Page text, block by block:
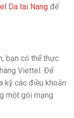
Da tai Nang để
bạn có thể thực
Viettel. Để
kỹ các điều khoản
một gói mạng